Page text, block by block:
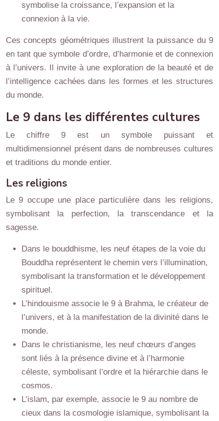
symbolise la croissance, l’expansion et la
connexion à la vie.
Ces concepts géométriques illustrent la puissance du 9
en tant que symbole d’ordre, d’harmonie et de connexion
à l’univers. Il invite à une exploration de la beauté et de
l’intelligence cachées dans les formes et les structures
du monde.
Le 9 dans les différentes cultures
Le chiffre 9 est un symbole puissant et
multidimensionnel présent dans de nombreuses cultures
et traditions du monde entier.
Les religions
Le 9 occupe une place particulière dans les religions,
symbolisant la perfection, la transcendance et la
sagesse.
Dans le bouddhisme, les neuf étapes de la voie du
Bouddha représentent le chemin vers l’illumination,
symbolisant la transformation et le développement
spirituel.
L’hindouisme associe le 9 à Brahma, le créateur de
l’univers, et à la manifestation de la divinité dans le
monde.
Dans le christianisme, les neuf chœurs d’anges
sont liés à la présence divine et à l’harmonie
céleste, symbolisant l’ordre et la hiérarchie dans le
cosmos.
L’islam, par exemple, associe le 9 au nombre de
cieux dans la cosmologie islamique, symbolisant la